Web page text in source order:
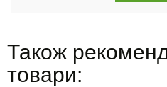
Також
товари: